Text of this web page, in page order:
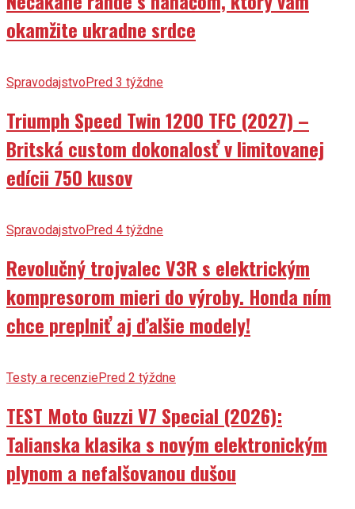
okamžite ukradne srdce
SpravodajstvoPred 3 týždne
Triumph Speed Twin 1200 TFC (2027) –
Britská custom dokonalosť v limitovanej
edícii 750 kusov
SpravodajstvoPred 4 týždne
Revolučný trojvalec V3R s elektrickým
kompresorom mieri do výroby. Honda ním
chce preplniť aj ďalšie modely!
Testy a recenziePred 2 týždne
TEST Moto Guzzi V7 Special (2026):
Talianska klasika s novým elektronickým
plynom a nefalšovanou dušou